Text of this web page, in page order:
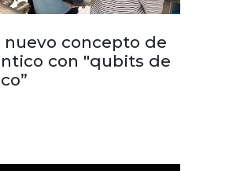
concepto de
con "qubits de